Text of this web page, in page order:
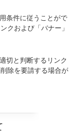
条件に従うことがで
クおよび「バナー」
切と判断するリンク
除を要請する場合が